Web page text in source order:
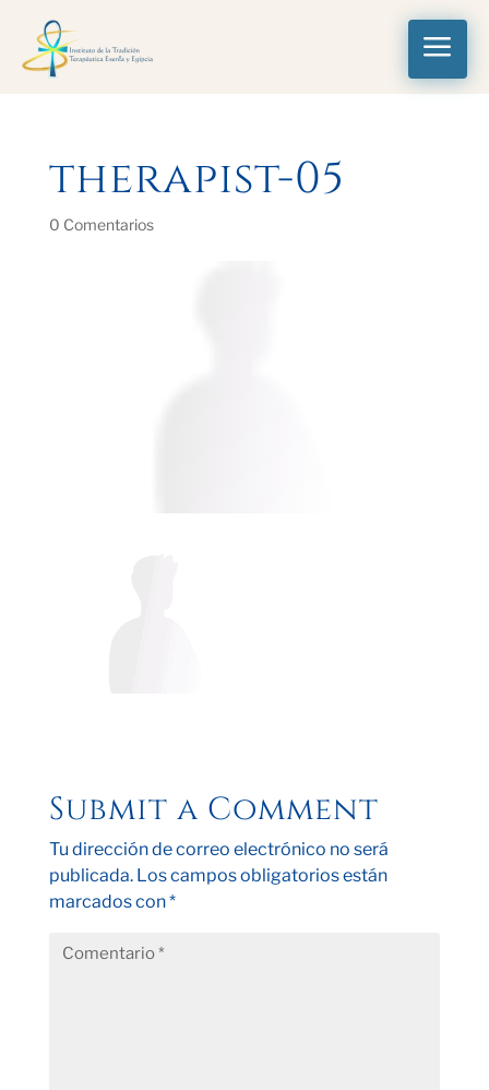
a
therapist-05
0 Comentarios
Submit a Comment
Tu dirección de correo electrónico no será
publicada. Los campos obligatorios están
marcados con*